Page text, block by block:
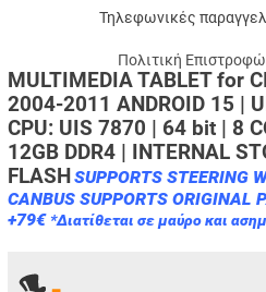
Τηλεφωνικές
Πολιτική
MULTIMEDIA TABLET for
2004-2011 ANDROID 15 |
CPU: UIS 7870 | 64 bit | 8
12GB DDR4 | INTERNAL
FLASH SUPPORTS STEERING
CANBUS SUPPORTS ORIGINAL
+79€*Διατίθεται σε μαύρο και